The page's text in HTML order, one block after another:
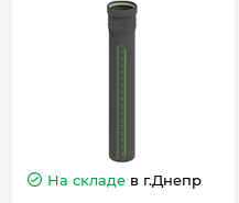
На складе в г.Днепр